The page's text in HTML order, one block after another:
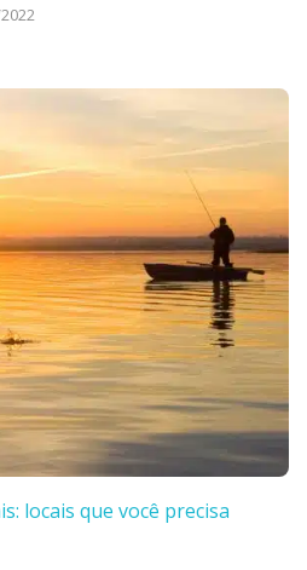
locais que você precisa